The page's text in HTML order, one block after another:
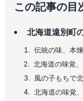
この記事の目
北海道遠別町
伝統の味、本
北海道の味覚
風の子もちで
北海道の味覚